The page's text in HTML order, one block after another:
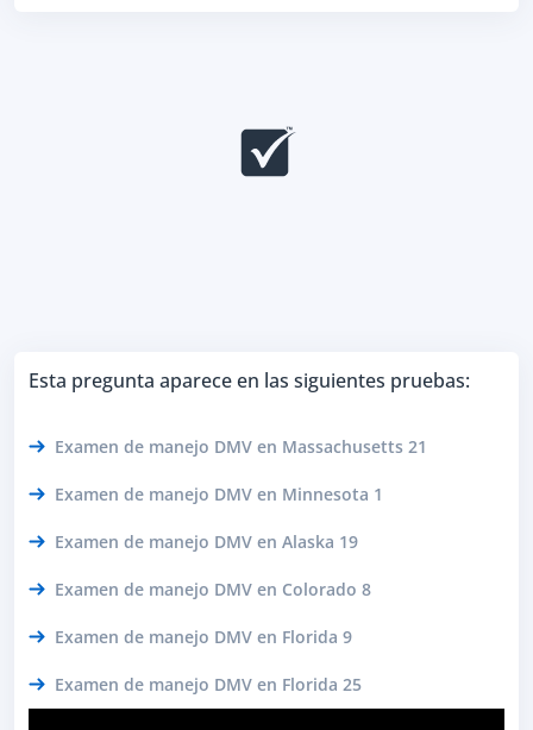
Esta pregunta aparece en las siguientes pruebas:
Examen de manejo DMV en Massachusetts 21
Examen de manejo DMV en Minnesota 1
Examen de manejo DMV en Alaska 19
Examen de manejo DMV en Colorado 8
Examen de manejo DMV en Florida 9
Examen de manejo DMV en Florida 25